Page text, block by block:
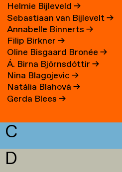
Helmie Bijleveld→
Sebastiaan van Bijlevelt→
Annabelle Binnerts→
Filip Birkner→
Oline Bisgaard Bronée→
Á. Birna Björnsdóttir→
Nina Blagojevic→
Natália Blahová→
Gerda Blees→
C
D